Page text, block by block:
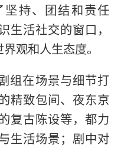
持、团结和责任
生活社交的窗口，
观和人生态度。
组在场景与细节打
精致包间、夜东京
复古陈设等，都力
生活场景；剧中对